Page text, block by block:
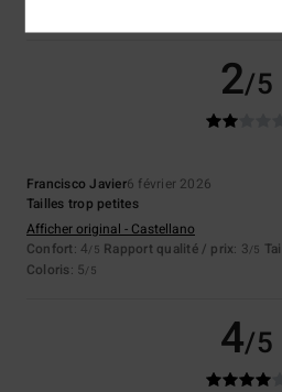
2/5
Francisco Javier6 février 2026
Tailles trop petites
Afficher original - Castellano
Confort: 4/5 Rapport qualité / prix: 3/5
Coloris: 5/5
4/5